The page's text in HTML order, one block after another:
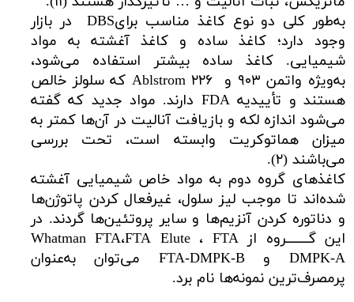
به‌طور کلی دو نوع کاغذ مناسب برایDBS در بازار
وجود دارد؛ کاغذ ساده و کاغذ آغشته به مواد
شیمیایی. کاغذ ساده بیشتر استفاده می‌شود،
به‌ویژه واتمن ۹۰۳ و Ablstrom ۲۲۶ که سلولز خالص
هستند و تأییدیه FDA دارند. مواد جدید که گفته
می‌شود اندازه لکه و بازیافت آنالیت در آن‌ها کمتر به
میزان هماتوکریت وابسته است، تحت بررسی
می‌باشند (۲).
کاغذهای گروه دوم به مواد خاص شیمیایی آغشته
شده‌اند تا موجب لیز سلول، غیرفعال کردن پاتوژن‌ها
و دناتوره کردن آنزیم‌ها و سایر پروتئین‌ها گردند. در
این گـــــــروه از Whatman FTA،FTA Elute ، FTA
DMPK-A و FTA-DMPK-B می‌توان به‌عنوان
پرمصرف‌ترین نمونه‌ها نام برد.